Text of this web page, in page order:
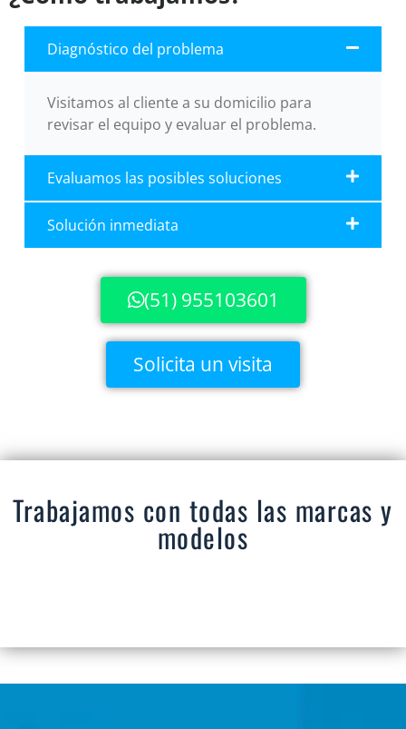
Diagnóstico del problema
Visitamos al cliente a su domicilio para
revisar el equipo y evaluar el problema.
Evaluamos las posibles soluciones
Solución inmediata
(51) 955103601
Solicita un visita
Trabajamos con todas las marcas y
modelos